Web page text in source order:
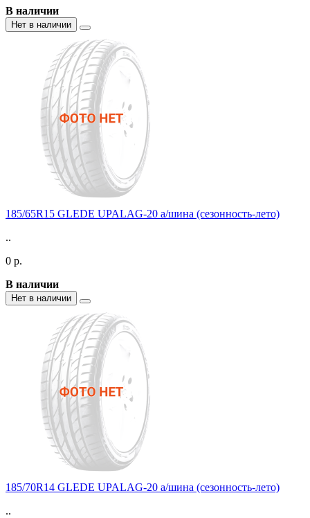
В наличии
Нет в наличии
185/65R15 GLEDE UPALAG-20 а/шина (сезонность-лето)
..
0 р.
В наличии
Нет в наличии
185/70R14 GLEDE UPALAG-20 а/шина (сезонность-лето)
..